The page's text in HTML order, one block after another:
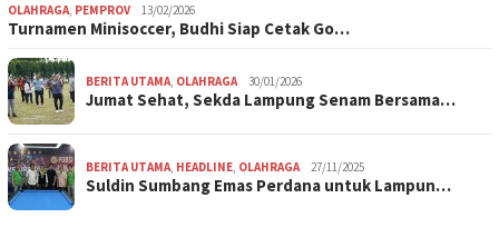
OLAHRAGA PEMPROV 13/02/2026
Turnamen Minisoccer, Budhi Siap Cetak Go…
BERITA UTAMA OLAHRAGA 30/01/2026
Jumat Sehat, Sekda Lampung Senam Bersama…
BERITA UTAMA HEADLINE OLAHRAGA 27/11/2025
Suldin Sumbang Emas Perdana untuk Lampun…